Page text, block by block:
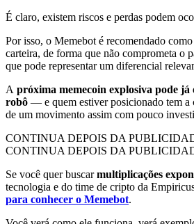
É claro, existem riscos e perdas podem
Por isso, o Memebot é recomendado
carteira, de forma que não comprometa o
que pode representar um diferencial
A próxima memecoin explosiva pode
robô — e quem estiver posicionado tem a
de um movimento assim com pouco
CONTINUA DEPOIS DA
CONTINUA DEPOIS DA
Se você quer buscarmultiplicações
tecnologia e do time de cripto da
para conhecer o Memebot.